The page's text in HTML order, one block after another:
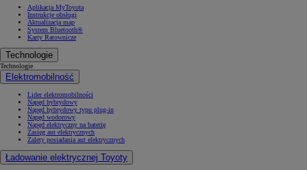
Aplikacja MyToyota
Instrukcje obsługi
Aktualizacja map
System Bluetooth®
Karty Ratownicze
Technologie
Technologie
Elektromobilność
Lider elektromobilności
Napęd hybrydowy
Napęd hybrydowy typu plug-in
Napęd wodorowy
Napęd elektryczny na baterię
Zasięg aut elektrycznych
Zalety posiadania aut elektrycznych
Ładowanie elektrycznej Toyoty